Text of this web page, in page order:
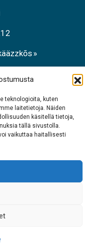
teknologioita, kuten
laitetietoja. Näiden
käsitellä tietoja,
tällä sivustolla.
vaikuttaa haitallisesti